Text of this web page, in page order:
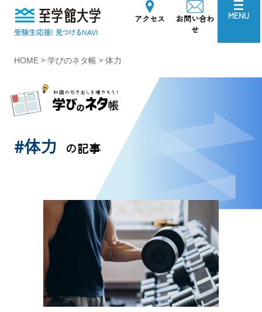
至学館大学 アクセス
お問い合わ
せ
MENU
HOME >学びのネタ帳 >体力
#体力 の記事